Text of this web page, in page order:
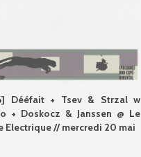
Dééfait + Tsev & Strzal w
+ Doskocz & Janssen @ Le
Electrique // mercredi 20 mai